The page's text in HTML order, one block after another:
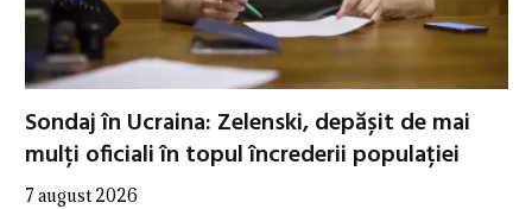
Sondaj în Ucraina: Zelenski, depășit de mai
mulți oficiali în topul încrederii populației
7 august 2026